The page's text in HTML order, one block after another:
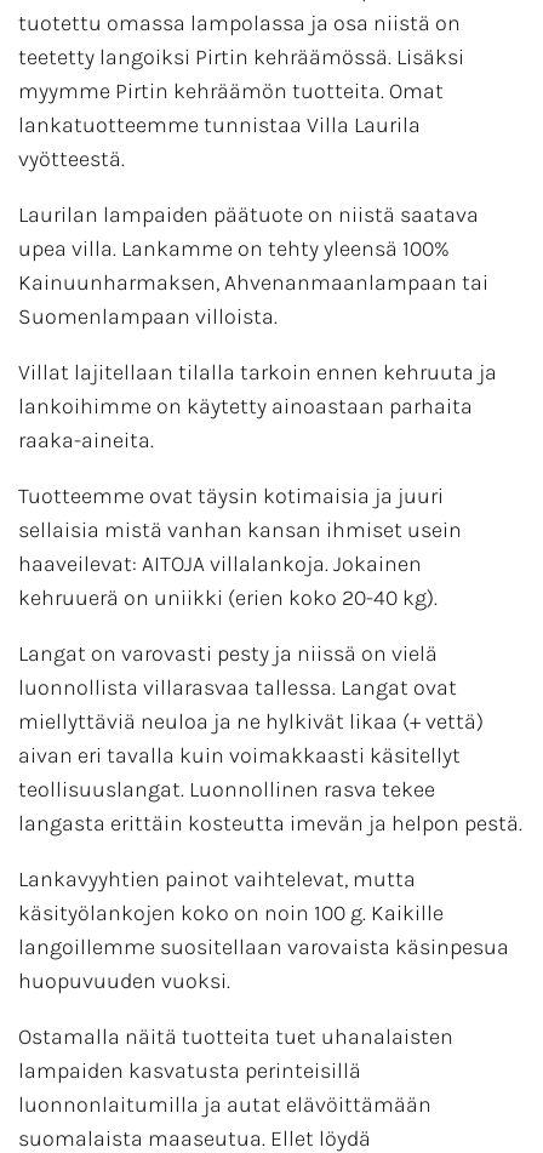
tuotettu omassa lampolassa ja osa niistä on
teetetty langoiksi Pirtin kehräämössä. Lisäksi
myymme Pirtin kehräämön tuotteita. Omat
lankatuotteemme tunnistaa Villa Laurila
vyötteestä.
Laurilan lampaiden päätuote on niistä saatava
upea villa. Lankamme on tehty yleensä 100%
Kainuunharmaksen, Ahvenanmaanlampaan tai
Suomenlampaan villoista.
Villat lajitellaan tilalla tarkoin ennen kehruuta ja
lankoihimme on käytetty ainoastaan parhaita
raaka-aineita.
Tuotteemme ovat täysin kotimaisia ja juuri
sellaisia mistä vanhan kansan ihmiset usein
haaveilevat: AITOJA villalankoja. Jokainen
kehruuerä on uniikki (erien koko 20-40 kg).
Langat on varovasti pesty ja niissä on vielä
luonnollista villarasvaa tallessa. Langat ovat
miellyttäviä neuloa ja ne hylkivät likaa (+ vettä)
aivan eri tavalla kuin voimakkaasti käsitellyt
teollisuuslangat. Luonnollinen rasva tekee
langasta erittäin kosteutta imevän ja helpon pestä.
Lankavyyhtien painot vaihtelevat, mutta
käsityölankojen koko on noin 100 g. Kaikille
langoillemme suositellaan varovaista käsinpesua
huopuvuuden vuoksi.
Ostamalla näitä tuotteita tuet uhanalaisten
lampaiden kasvatusta perinteisillä
luonnonlaitumilla ja autat elävöittämään
suomalaista maaseutua. Ellet löydä